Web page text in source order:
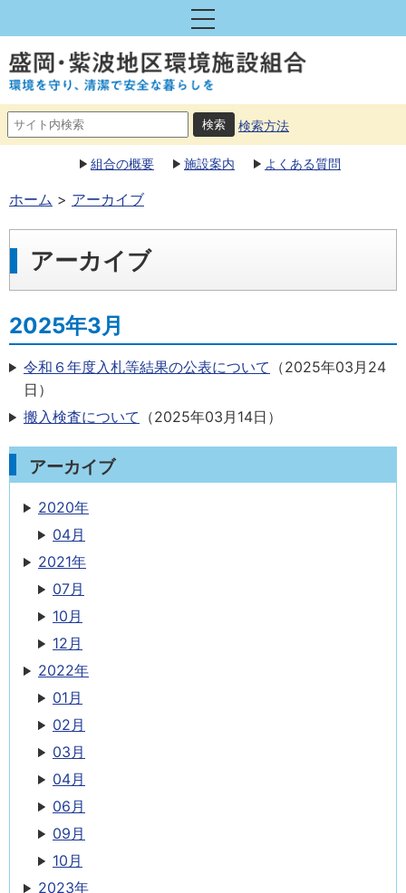
検索方法
組合の概要 施設案内 よくある質問
ホーム アーカイブ
アーカイブ
2025年3月
令和６年度入札等結果の公表について （2025年03月24
日 ）
搬入検査について （2025年03月14日 ）
アーカイブ
2020年
04月
2021年
07月
10月
12月
2022年
01月
02月
03月
04月
06月
09月
10月
2023年